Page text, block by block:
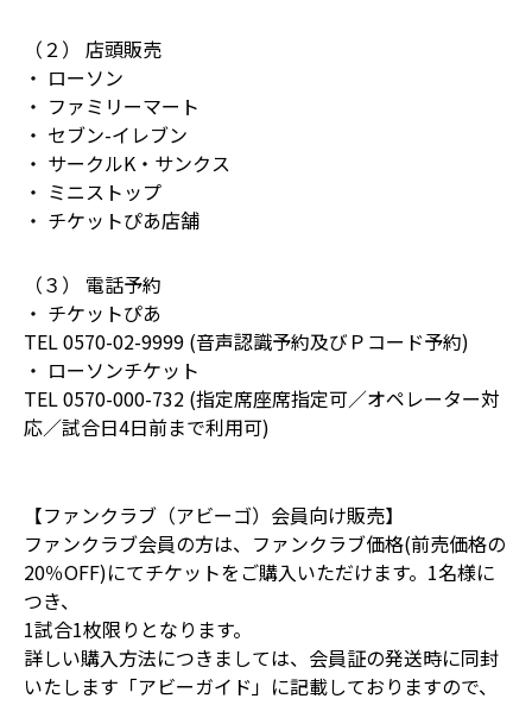
（２） 店頭販売
・ ローソン
・ ファミリーマート
・ セブン-イレブン
・ サークルK・サンクス
・ ミニストップ
・ チケットぴあ店舗
（３） 電話予約
・ チケットぴあ
TEL 0570-02-9999 (音声認識予約及びＰコード予約)
・ ローソンチケット
TEL 0570-000-732 (指定席座席指定可／オペレーター対
応／試合日4日前まで利用可)
【ファンクラブ（アビーゴ）会員向け販売】
ファンクラブ会員の方は、ファンクラブ価格(前売価格の
20％OFF)にてチケットをご購入いただけます。1名様に
つき、
1試合1枚限りとなります。
詳しい購入方法につきましては、会員証の発送時に同封
いたします「アビーガイド」に記載しておりますので、